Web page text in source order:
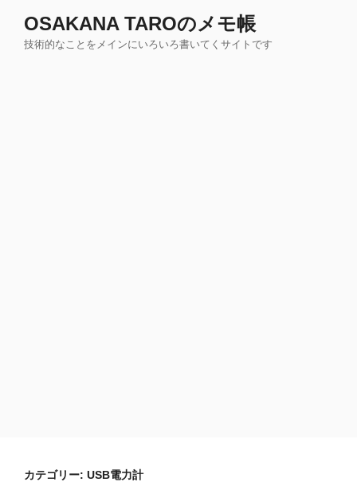
OSAKANA TAROのメモ帳
技術的なことをメインにいろいろ書いてくサイトです
カテゴリー: USB電力計